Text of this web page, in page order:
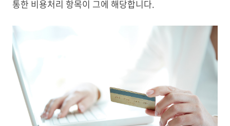
통한 비용처리 항목이 그에 해당합니다.